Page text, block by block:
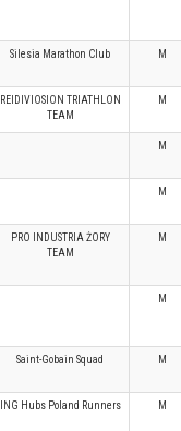
Silesia Marathon Club M
REIDIVIOSION TRIATHLON
TEAM
M
M
M
PRO INDUSTRIA ŻORY
TEAM
M
M
Saint-Gobain Squad M
ING Hubs Poland Runners M